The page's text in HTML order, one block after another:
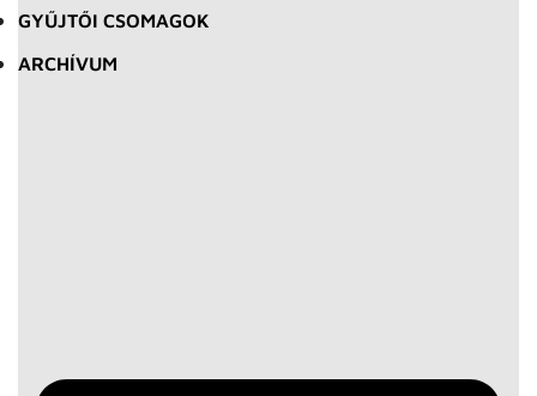
GYŰJTŐI CSOMAGOK
ARCHÍVUM